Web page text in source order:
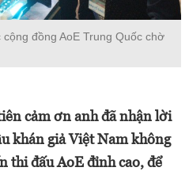
đồng AoE Trung Quốc chờ
cảm ơn anh đã nhận lời
khán giả Việt Nam không
thi đấu AoE đỉnh cao, để